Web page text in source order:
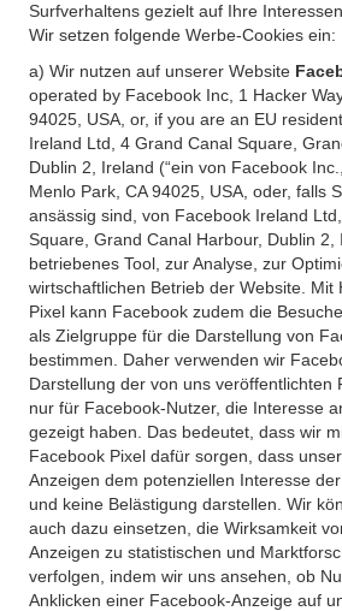
Surfverhaltens gezielt auf Ihre
Wir setzen folgende Werbe-Cookies ein:
a) Wir nutzen auf unserer Website
operated by Facebook Inc, 1 Hacker
94025, USA, or, if you are an EU
Ireland Ltd, 4 Grand Canal Square,
Dublin 2, Ireland (“ein von Facebook
Menlo Park, CA 94025, USA, oder, falls
ansässig sind, von Facebook Ireland
Square, Grand Canal Harbour, Dublin 2,
betriebenes Tool, zur Analyse, zur
wirtschaftlichen Betrieb der Website. Mit
Pixel kann Facebook zudem die
als Zielgruppe für die Darstellung von
bestimmen. Daher verwenden wir
Darstellung der von uns veröffentlichten
nur für Facebook-Nutzer, die Interesse
gezeigt haben. Das bedeutet, dass wir
Facebook Pixel dafür sorgen, dass
Anzeigen dem potenziellen Interesse
und keine Belästigung darstellen. Wir
auch dazu einsetzen, die Wirksamkeit
Anzeigen zu statistischen und
verfolgen, indem wir uns ansehen, ob
Anklicken einer Facebook-Anzeige auf